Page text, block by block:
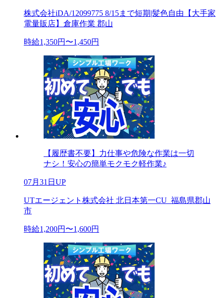
株式会社iDA/12099775 8/15まで短期|髪色自由【大手家
電量販店】倉庫作業 郡山
時給1,350円〜1,450円
【履歴書不要】力仕事や危険な作業は一切
ナシ！安心の簡単モクモク軽作業♪
07月31日UP
UTエージェント株式会社 北日本第一CU_福島県郡山
市
時給1,200円〜1,600円